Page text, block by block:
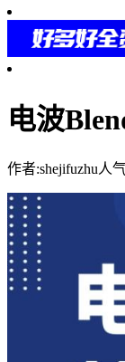
电波
作者:shejifuzhu人气